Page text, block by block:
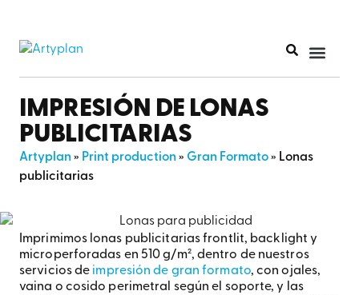
IMPRESIÓN DE LONAS
PUBLICITARIAS
Artyplan» Print production» Gran Formato» Lonas
publicitarias
Imprimimos lonas publicitarias frontlit, backlight y
microperforadas en 510 g/m², dentro de nuestros
servicios de impresión de gran formato, con ojales,
vaina o cosido perimetral según el soporte, y las